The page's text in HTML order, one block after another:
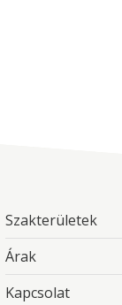
Szakterületek
Árak
Kapcsolat